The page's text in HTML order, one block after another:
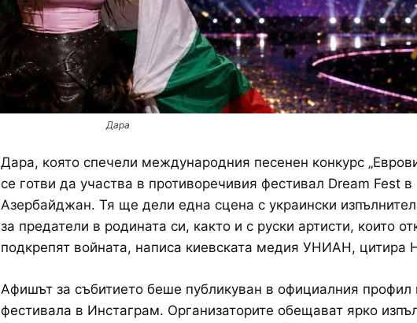
Дара
Дара, която спечели международния песенен конкурс
се готви да участва в противоречивия фестивал Dream Fest в
Азербайджан. Тя ще дели една сцена с украински
за предатели в родината си, както и с руски артисти, които
подкрепят войната, написа киевската медия УНИАН, цитира
Афишът за събитието беше публикуван в официалния профил
фестивала в Инстаграм. Организаторите обещават ярко